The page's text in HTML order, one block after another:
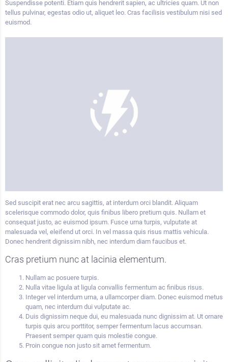
Suspendisse potenti. Etiam quis hendrerit sapien, ac ultricies quam. Ut non
tellus pulvinar, egestas odio ut, aliquet leo. Cras facilisis vestibulum nisi sed
euismod.
Sed suscipit erat nec arcu sagittis, at interdum orci blandit. Aliquam
scelerisque commodo dolor, quis finibus libero pretium quis. Nullam et
consequat justo, ac euismod ipsum. Fusce urna turpis, vulputate at
malesuada vel, eleifend ut orci. In vel massa quis risus mattis vehicula.
Donec hendrerit dignissim nibh, nec interdum diam faucibus et.
Cras pretium nunc at lacinia elementum.
Nullam ac posuere turpis.
Nulla vitae ligula at ligula convallis fermentum ac finibus risus.
Integer vel interdum urna, a ullamcorper diam. Donec euismod metus
quam, nec interdum dui vulputate ac.
Duis dignissim neque dui, eu malesuada nunc dignissim at. Ut ornare
turpis quis arcu porttitor, semper fermentum lacus accumsan.
Praesent semper quam quis molestie congue.
Proin congue non justo sit amet fermentum.